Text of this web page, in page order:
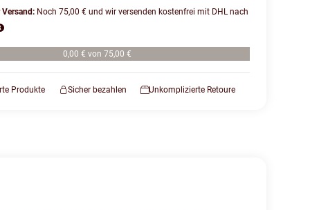
Versand: Noch 75,00 € und wir versenden kostenfrei mit DHL nach
0,00 € von 75,00 €
Produkte Sicher bezahlen Unkomplizierte Retoure